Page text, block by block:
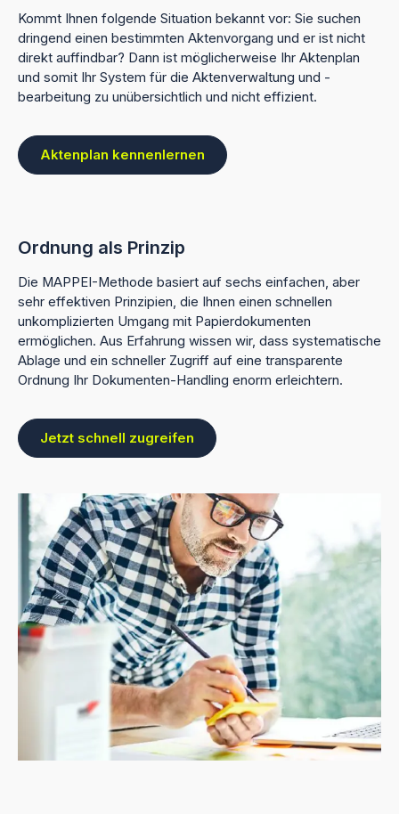
Kommt Ihnen folgende Situation bekannt vor: Sie suchen
dringend einen bestimmten Aktenvorgang und er ist nicht
direkt auffindbar? Dann ist möglicherweise Ihr Aktenplan
und somit Ihr System für die Aktenverwaltung und -
bearbeitung zu unübersichtlich und nicht effizient.
Aktenplan kennenlernen
Ordnung als Prinzip
Die MAPPEI-Methode basiert auf sechs einfachen, aber
sehr effektiven Prinzipien, die Ihnen einen schnellen
unkomplizierten Umgang mit Papierdokumenten
ermöglichen. Aus Erfahrung wissen wir, dass systematische
Ablage und ein schneller Zugriff auf eine transparente
Ordnung Ihr Dokumenten-Handling enorm erleichtern.
Jetzt schnell zugreifen